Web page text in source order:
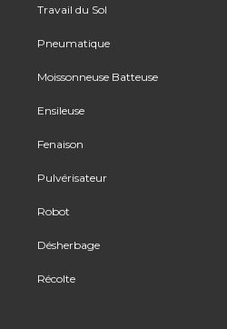
Travail du Sol
Pneumatique
Moissonneuse Batteuse
Ensileuse
Fenaison
Pulvérisateur
Robot
Désherbage
Récolte